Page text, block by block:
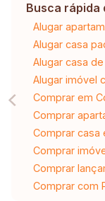
Busca rápida
Alugar
Alugar casa
Alugar casa
Alugar imóvel
Comprar em
Comprar
Comprar casa
Comprar
Comprar
Comprar com